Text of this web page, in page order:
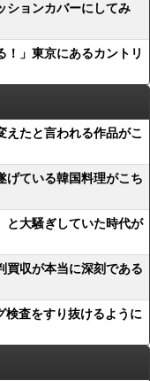
ションカバーにしてみ
！」東京にあるカントリ
えたと言われる作品がこ
げている韓国料理がこち
と大騒ぎしていた時代が
買収が本当に深刻である
検査をすり抜けるように